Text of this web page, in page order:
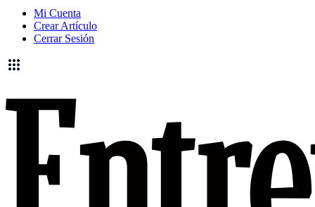
Mi Cuenta
Crear Artículo
Cerrar Sesión